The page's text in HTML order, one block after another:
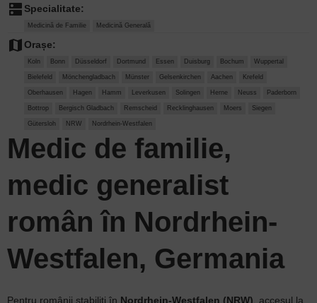
dns Specialitate:
Medicină de Familie Medicină Generală
map Orașe:
Koln Bonn Düsseldorf Dortmund Essen Duisburg Bochum Wuppertal
Bielefeld Mönchengladbach Münster Gelsenkirchen Aachen Krefeld
Oberhausen Hagen Hamm Leverkusen Solingen Herne Neuss Paderborn
Bottrop Bergisch Gladbach Remscheid Recklinghausen Moers Siegen
Gütersloh NRW Nordrhein-Westfalen
Medic de familie,
medic generalist
român în Nordrhein-
Westfalen, Germania
Pentru românii stabiliți în Nordrhein-Westfalen (NRW) , accesul la